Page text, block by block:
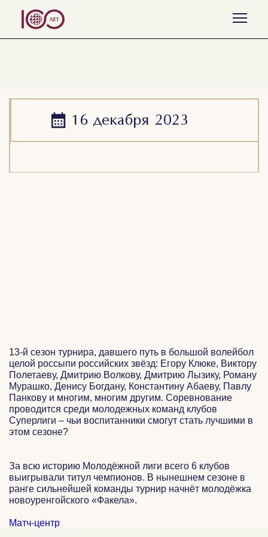
16 декабря 2023
13-й сезон турнира, давшего путь в большой волейбол
целой россыпи российских звёзд: Егору Клюке, Виктору
Полетаеву, Дмитрию Волкову, Дмитрию Лызику, Роману
Мурашко, Денису Богдану, Константину Абаеву, Павлу
Панкову и многим, многим другим. Соревнование
проводится среди молодежных команд клубов
Суперлиги – чьи воспитанники смогут стать лучшими в
этом сезоне?
За всю историю Молодёжной лиги всего 6 клубов
выигрывали титул чемпионов. В нынешнем сезоне в
ранге сильнейшей команды турнир начнёт молодёжка
новоуренгойского «Факела».
Матч-центр